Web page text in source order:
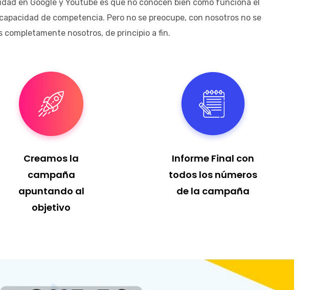
en Google y Youtube es que no conocen bien como funciona el
de competencia. Pero no se preocupe, con nosotros no se
completamente nosotros, de principio a fin.
Creamos la
campaña
apuntando al
objetivo
Informe Final con
todos los números
de la campaña